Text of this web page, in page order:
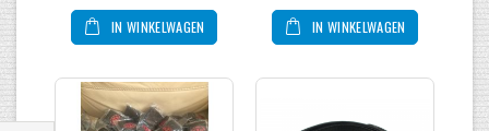
IN WINKELWAGEN IN WINKELWAGEN